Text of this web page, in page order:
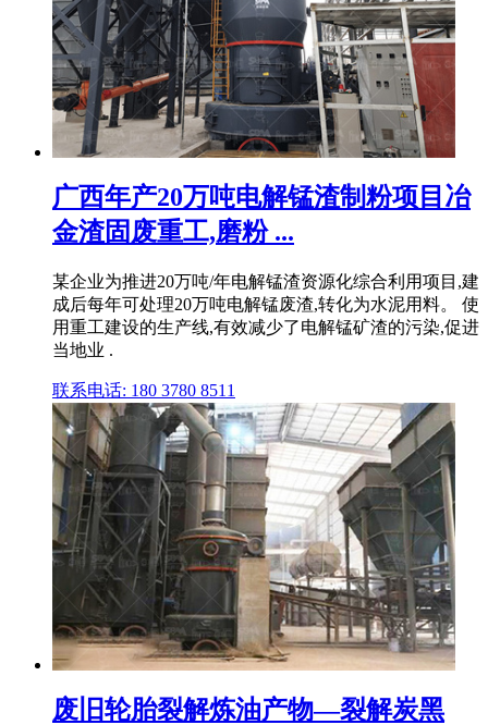
广西年产20万吨电解锰渣制粉项目冶
金渣固废重工,磨粉 ...
某企业为推进20万吨/年电解锰渣资源化综合利用项目,建
成后每年可处理20万吨电解锰废渣,转化为水泥用料。 使
用重工建设的生产线,有效减少了电解锰矿渣的污染,促进
当地业 .
联系电话: 180 3780 8511
废旧轮胎裂解炼油产物—裂解炭黑